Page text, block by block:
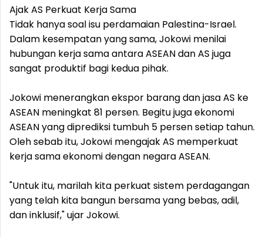
Ajak AS Perkuat Kerja Sama
Tidak hanya soal isu perdamaian Palestina-Israel.
Dalam kesempatan yang sama, Jokowi menilai
hubungan kerja sama antara ASEAN dan AS juga
sangat produktif bagi kedua pihak.
Jokowi menerangkan ekspor barang dan jasa AS ke
ASEAN meningkat 81 persen. Begitu juga ekonomi
ASEAN yang diprediksi tumbuh 5 persen setiap tahun.
Oleh sebab itu, Jokowi mengajak AS memperkuat
kerja sama ekonomi dengan negara ASEAN.
"Untuk itu, marilah kita perkuat sistem perdagangan
yang telah kita bangun bersama yang bebas, adil,
dan inklusif," ujar Jokowi.